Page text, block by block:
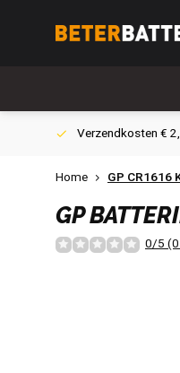
Verzendkosten €
Home GP CR1616
GP
0/5 (0